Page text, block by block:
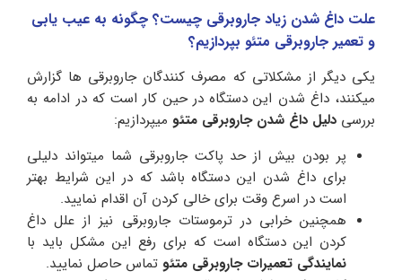
علت داغ شدن زیاد جاروبرقی چیست؟ چگونه به عیب یابی
و تعمیر جاروبرقی متئو بپردازیم؟
یکی دیگر از مشکلاتی که مصرف کنندگان جاروبرقی ها گزارش
میکنند، داغ شدن این دستگاه در حین کار است که در ادامه به
بررسی دلیل داغ شدن جاروبرقی متئو میپردازیم:
پر بودن بیش از حد پاکت جاروبرقی شما میتواند دلیلی
برای داغ شدن این دستگاه باشد که در این شرایط بهتر
است در اسرع وقت برای خالی کردن آن اقدام نمایید.
همچنین خرابی در ترموستات جاروبرقی نیز از علل داغ
کردن این دستگاه است که برای رفع این مشکل باید با
نمایندگی تعمیرات جاروبرقی متئو تماس حاصل نمایید.